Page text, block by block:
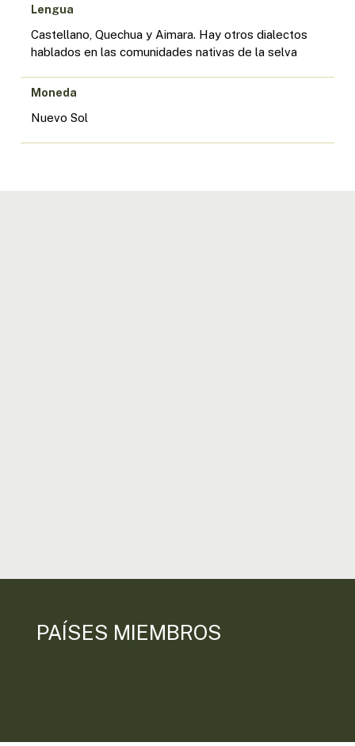
Lengua
Castellano, Quechua y Aimara. Hay otros dialectos
hablados en las comunidades nativas de la selva
Moneda
Nuevo Sol
PAÍSES MIEMBROS